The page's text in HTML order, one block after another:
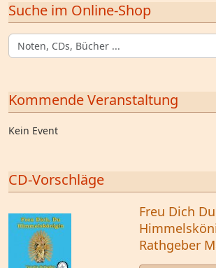
Suche im Online-Shop
Kommende Veranstaltung
Kein Event
CD-Vorschläge
Freu Dich Du
Rathgeber